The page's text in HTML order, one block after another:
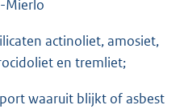
Mierlo
actinoliet, amosiet,
en tremliet;
waaruit blijkt of asbest